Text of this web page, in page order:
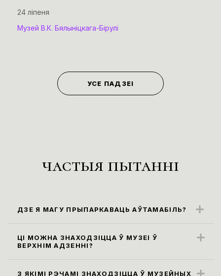
24 ліпеня
Музей В.К. Бялыніцкага-Бірулі
УСЕ ПАДЗЕІ
частыя пытанні
ДЗЕ Я МАГУ ПРЫПАРКАВАЦЬ АЎТАМАБІЛЬ?
знаходзяцца ўздоўж вул. Карла Маркса
(паркоўка платная)
ЦІ МОЖНА ЗНАХОДЗІЦЦА Ў МУЗЕІ Ў
ВЕРХНІМ АДЗЕННІ?
прадугледжваюць наведванне экспазіцыі
З ЯКІМІ РЭЧАМІ ЗНАХОДЗІЦЦА Ў МУЗЕЙНЫХ